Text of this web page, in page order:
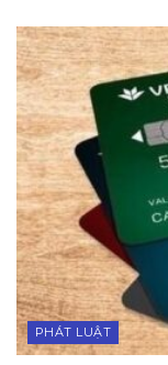
PHÁT LUẬT